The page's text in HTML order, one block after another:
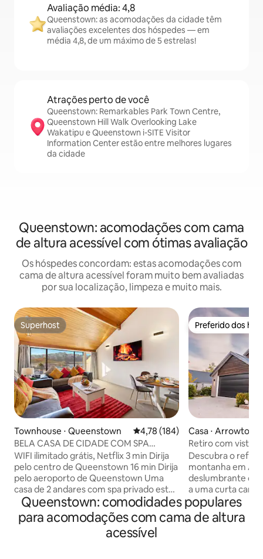
Avaliação média: 4,8
Queenstown: as acomodações da cidade têm
avaliações excelentes dos hóspedes — em
média 4,8, de um máximo de 5 estrelas!
Atrações perto de você
Queenstown: Remarkables Park Town Centre,
Queenstown Hill Walk Overlooking Lake
Wakatipu e Queenstown i-SITE Visitor
Information Center estão entre melhores lugares
da cidade
Queenstown: acomodações com cama
de altura acessível com ótimas avaliação
Os hóspedes concordam: estas acomodações com
cama de altura acessível foram muito bem avaliadas
por sua localização, limpeza e muito mais.
Superhost
Superhost
Townhouse ⋅ Queenstown 4,78 de uma avaliação média de
4,78 (184)
BELA CASA DE CIDADE COM SPA
PRIVATIVO E VISTA PARA O LAGO
WIFI ilimitado grátis, Netflix 3 min Dirija
pelo centro de Queenstown 16 min Dirija
pelo aeroporto de Queenstown Uma
casa de 2 andares com spa privado está
situada em uma localização maravilhosa,
oferecendo uma fantástica caminhada
até a cidade com um lago deslumbrante
e vistas notáveis da montanha. Central
Preferido dos
Preferido dos
Casa ⋅ Arrowtown
Retiro com vista
Arrowtown
Descubra o
montanha em
deslumbrante
a uma curta
Millbrook e da
Situada em uma
deslumbrantes
Queenstown: comodidades populares
para acomodações com cama de altura
acessível